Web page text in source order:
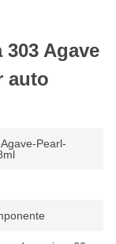
ideale per
303 Agave
semplici
il colore Lada
dell'uso in modo
un pezzo di prova
Agave
auto
Pearl-